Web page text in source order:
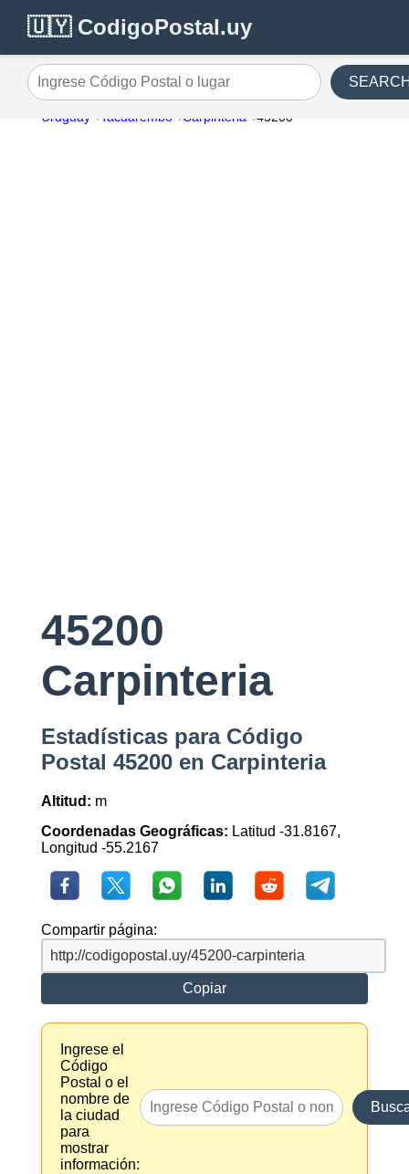
🇺🇾 CodigoPostal.uy
Ingrese Código Postal o lugar
Uruguay Tacuarembo Carpinteria 45200
45200
Carpinteria
Estadísticas para Código
Postal 45200 en Carpinteria
Altitud: m
Coordenadas Geográficas: Latitud -31.8167,
Longitud -55.2167
Compartir página:
Copiar
Ingrese el
Código
Postal o el
nombre de
la ciudad
para
mostrar
información: